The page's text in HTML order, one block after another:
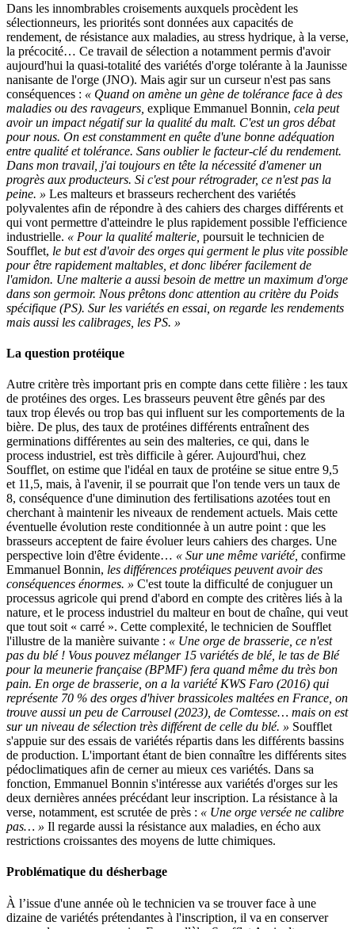
Dans les innombrables croisements auxquels procèdent les
sélectionneurs, les priorités sont données aux capacités de
rendement, de résistance aux maladies, au stress hydrique, à la verse,
la précocité… Ce travail de sélection a notamment permis d'avoir
aujourd'hui la quasi-totalité des variétés d'orge tolérante à la Jaunisse
nanisante de l'orge (JNO). Mais agir sur un curseur n'est pas sans
conséquences : « Quand on amène un gène de tolérance face à des
maladies ou des ravageurs, explique Emmanuel Bonnin, cela peut
avoir un impact négatif sur la qualité du malt. C'est un gros débat
pour nous. On est constamment en quête d'une bonne adéquation
entre qualité et tolérance. Sans oublier le facteur-clé du rendement.
Dans mon travail, j'ai toujours en tête la nécessité d'amener un
progrès aux producteurs. Si c'est pour rétrograder, ce n'est pas la
peine. » Les malteurs et brasseurs recherchent des variétés
polyvalentes afin de répondre à des cahiers des charges différents et
qui vont permettre d'atteindre le plus rapidement possible l'efficience
industrielle. « Pour la qualité malterie, poursuit le technicien de
Soufflet, le but est d'avoir des orges qui germent le plus vite possible
pour être rapidement maltables, et donc libérer facilement de
l'amidon. Une malterie a aussi besoin de mettre un maximum d'orge
dans son germoir. Nous prêtons donc attention au critère du Poids
spécifique (PS). Sur les variétés en essai, on regarde les rendements
mais aussi les calibrages, les PS. »
La question protéique
Autre critère très important pris en compte dans cette filière : les taux
de protéines des orges. Les brasseurs peuvent être gênés par des
taux trop élevés ou trop bas qui influent sur les comportements de la
bière. De plus, des taux de protéines différents entraînent des
germinations différentes au sein des malteries, ce qui, dans le
process industriel, est très difficile à gérer. Aujourd'hui, chez
Soufflet, on estime que l'idéal en taux de protéine se situe entre 9,5
et 11,5, mais, à l'avenir, il se pourrait que l'on tende vers un taux de
8, conséquence d'une diminution des fertilisations azotées tout en
cherchant à maintenir les niveaux de rendement actuels. Mais cette
éventuelle évolution reste conditionnée à un autre point : que les
brasseurs acceptent de faire évoluer leurs cahiers des charges. Une
perspective loin d'être évidente… « Sur une même variété, confirme
Emmanuel Bonnin, les différences protéiques peuvent avoir des
conséquences énormes. » C'est toute la difficulté de conjuguer un
processus agricole qui prend d'abord en compte des critères liés à la
nature, et le process industriel du malteur en bout de chaîne, qui veut
que tout soit « carré ». Cette complexité, le technicien de Soufflet
l'illustre de la manière suivante : « Une orge de brasserie, ce n'est
pas du blé ! Vous pouvez mélanger 15 variétés de blé, le tas de Blé
pour la meunerie française (BPMF) fera quand même du très bon
pain. En orge de brasserie, on a la variété KWS Faro (2016) qui
représente 70 % des orges d'hiver brassicoles maltées en France, on
trouve aussi un peu de Carrousel (2023), de Comtesse… mais on est
sur un niveau de sélection très différent de celle du blé. » Soufflet
s'appuie sur des essais de variétés répartis dans les différents bassins
de production. L'important étant de bien connaître les différents sites
pédoclimatiques afin de cerner au mieux ces variétés. Dans sa
fonction, Emmanuel Bonnin s'intéresse aux variétés d'orges sur les
deux dernières années précédant leur inscription. La résistance à la
verse, notamment, est scrutée de près : « Une orge versée ne calibre
pas… » Il regarde aussi la résistance aux maladies, en écho aux
restrictions croissantes des moyens de lutte chimiques.
Problématique du désherbage
À l’issue d'une année où le technicien va se trouver face à une
dizaine de variétés prétendantes à l'inscription, il va en conserver